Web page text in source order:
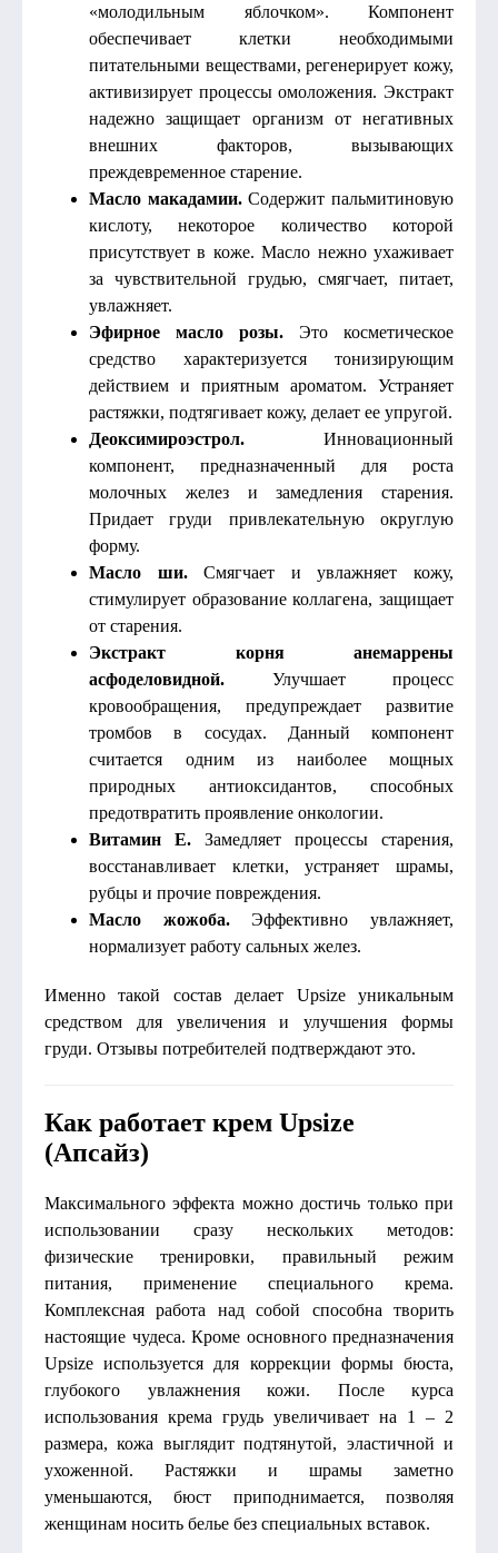
«молодильным яблочком». Компонент
обеспечивает клетки необходимыми
питательными веществами, регенерирует кожу,
активизирует процессы омоложения. Экстракт
надежно защищает организм от негативных
внешних факторов, вызывающих
преждевременное старение.
Масло макадамии.Содержит пальмитиновую
кислоту, некоторое количество которой
присутствует в коже. Масло нежно ухаживает
за чувствительной грудью, смягчает, питает,
увлажняет.
Эфирное масло розы. Это косметическое
средство характеризуется тонизирующим
действием и приятным ароматом. Устраняет
растяжки, подтягивает кожу, делает ее упругой.
Деоксимироэстрол. Инновационный
компонент, предназначенный для роста
молочных желез и замедления старения.
Придает груди привлекательную округлую
форму.
Масло ши.Смягчает и увлажняет кожу,
стимулирует образование коллагена, защищает
от старения.
Экстракт корня анемаррены
асфоделовидной. Улучшает процесс
кровообращения, предупреждает развитие
тромбов в сосудах. Данный компонент
считается одним из наиболее мощных
природных антиоксидантов, способных
предотвратить проявление онкологии.
Витамин Е. Замедляет процессы старения,
восстанавливает клетки, устраняет шрамы,
рубцы и прочие повреждения.
Масло жожоба.Эффективно увлажняет,
нормализует работу сальных желез.
Именно такой состав делает Upsize уникальным
средством для увеличения и улучшения формы
груди. Отзывы потребителей подтверждают это.
Как работает крем Upsize
(Апсайз)
Максимального эффекта можно достичь только при
использовании сразу нескольких методов:
физические тренировки, правильный режим
питания, применение специального крема.
Комплексная работа над собой способна творить
настоящие чудеса. Кроме основного предназначения
Upsize используется для коррекции формы бюста,
глубокого увлажнения кожи. После курса
использования крема грудь увеличивает на 1 – 2
размера, кожа выглядит подтянутой, эластичной и
ухоженной. Растяжки и шрамы заметно
уменьшаются, бюст приподнимается, позволяя
женщинам носить белье без специальных вставок.